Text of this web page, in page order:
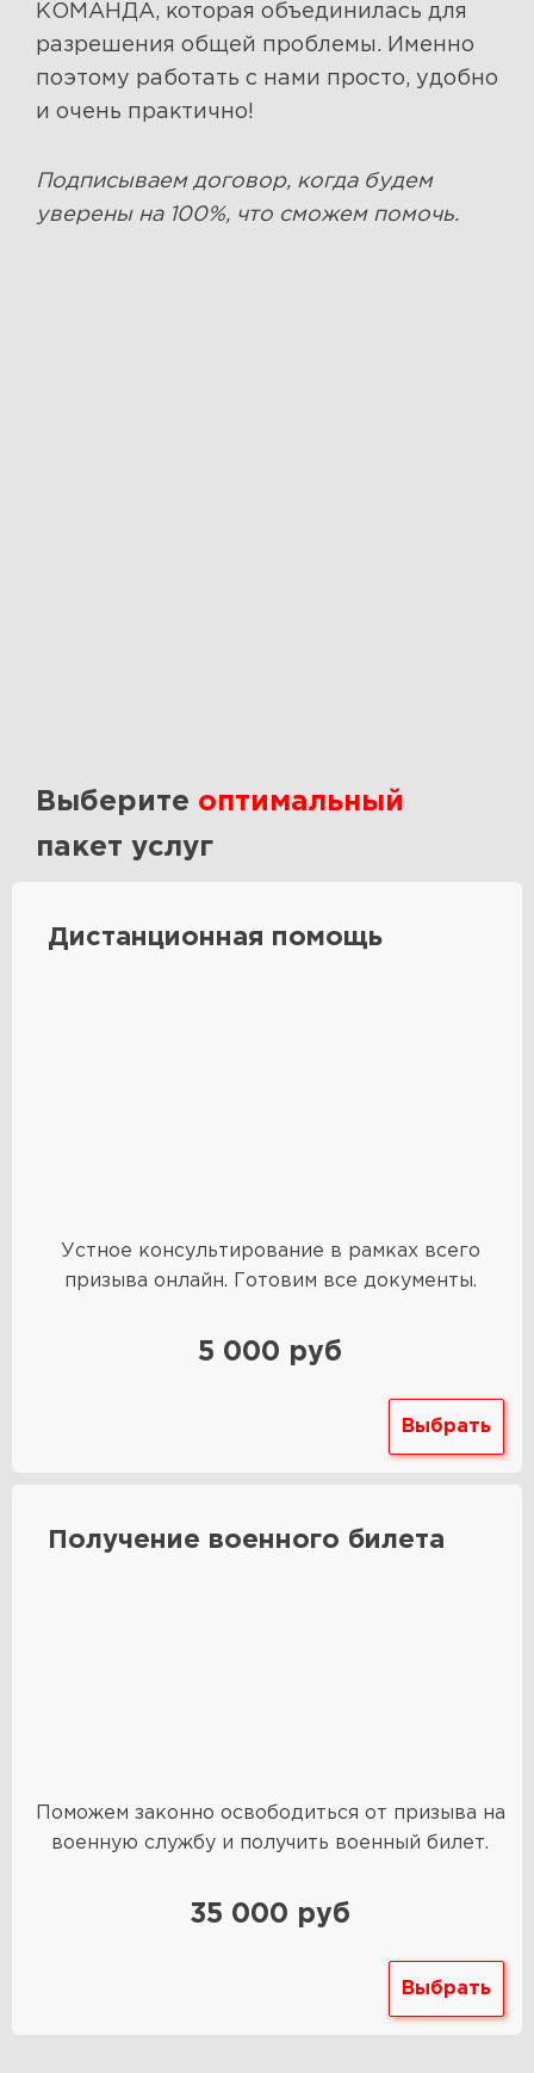
КОМАНДА, которая объединилась для
разрешения общей проблемы. Именно
поэтому работать с нами просто, удобно
и очень практично!
Подписываем договор, когда будем
уверены на 100%, что сможем помочь.
Выберите оптимальный
пакет услуг
Дистанционная помощь
Устное консультирование в рамках всего
призыва онлайн. Готовим все документы.
5 000 руб
Выбрать
Получение военного билета
Поможем законно освободиться от призыва на
военную службу и получить военный билет.
35 000 руб
Выбрать